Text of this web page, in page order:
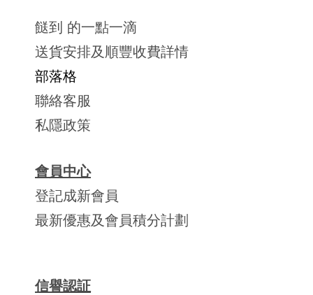
餸到 的一點一滴
送貨安排及順豐收費詳情
部落格
聯絡客服
私隱政策
會員中心
登記成新會員
最新優惠及會員積分計劃
信譽認証